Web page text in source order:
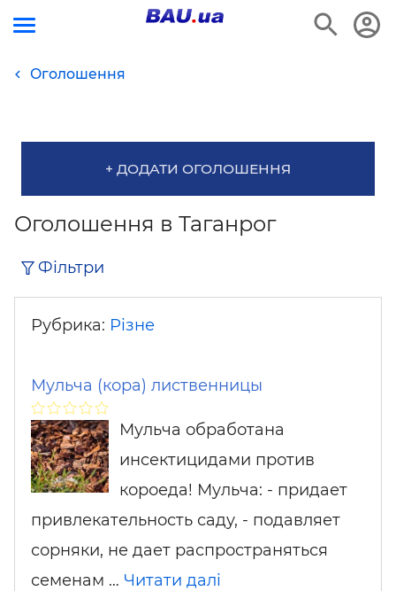
Оголошення
+ ДОДАТИ ОГОЛОШЕННЯ
Оголошення в Таганрог
Фільтри
Рубрика: Різне
Мульча (кора) лиственницы
Мульча обработана
инсектицидами против
короеда! Мульча: - придает
привлекательность саду, - подавляет
сорняки, не дает распространяться
семенам … Читати далі